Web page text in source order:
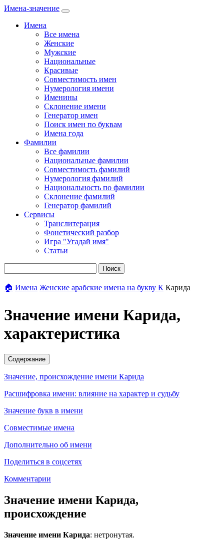
Имена-значение
Имена
Все имена
Женские
Мужские
Национальные
Красивые
Совместимость имен
Нумерология имени
Именины
Склонение имени
Генератор имен
Поиск имен по буквам
Имена года
Фамилии
Все фамилии
Национальные фамилии
Совместимость фамилий
Нумерология фамилий
Национальность по фамилии
Склонение фамилий
Генератор фамилий
Сервисы
Транслитерация
Фонетический разбор
Игра "Угадай имя"
Статьи
Поиск
🏠 Имена Женские арабские имена на букву К Карида
Значение имени Карида,
характеристика
Содержание
Значение, происхождение имени Карида
Расшифровка имени: влияние на характер и судьбу
Значение букв в имени
Совместимые имена
Дополнительно об имени
Поделиться в соцсетях
Комментарии
Значение имени Карида,
происхождение
Значение имени Карида: нетронутая.